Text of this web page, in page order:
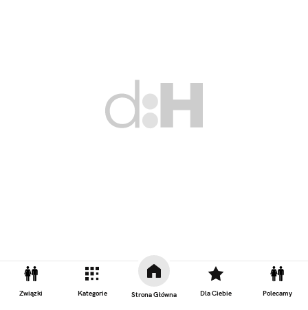
Związki Kategorie Strona Główna Dla Ciebie Polecamy